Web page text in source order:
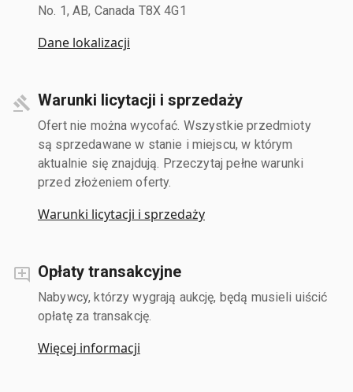
No. 1, AB, Canada T8X 4G1
Dane lokalizacji
Warunki licytacji i sprzedaży
Ofert nie można wycofać. Wszystkie przedmioty
są sprzedawane w stanie i miejscu, w którym
aktualnie się znajdują. Przeczytaj pełne warunki
przed złożeniem oferty.
Warunki licytacji i sprzedaży
Opłaty transakcyjne
Nabywcy, którzy wygrają aukcję, będą musieli uiścić
opłatę za transakcję.
Więcej informacji